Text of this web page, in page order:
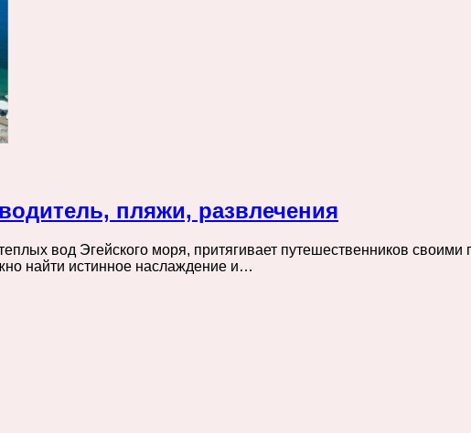
пляжи, развлечения
вод Эгейского моря, притягивает путешественников
найти истинное наслаждение и…